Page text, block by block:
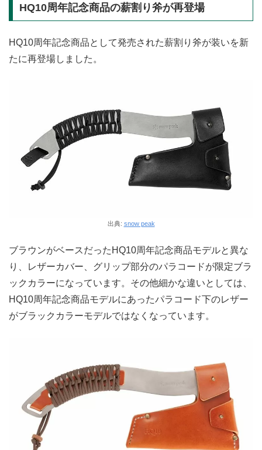
HQ10周年記念商品の薪割り斧が再登場
HQ10周年記念商品として発売された薪割り斧が装いを新
たに再登場しました。
出典: snow peak
ブラウンがベースだったHQ10周年記念商品モデルと異な
り、レザーカバー、グリップ部分のパラコードが限定ブラ
ックカラーになっています。その他細かな違いとしては、
HQ10周年記念商品モデルにあったパラコード下のレザー
がブラックカラーモデルではなくなっています。